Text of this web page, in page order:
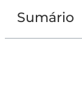
Sumário